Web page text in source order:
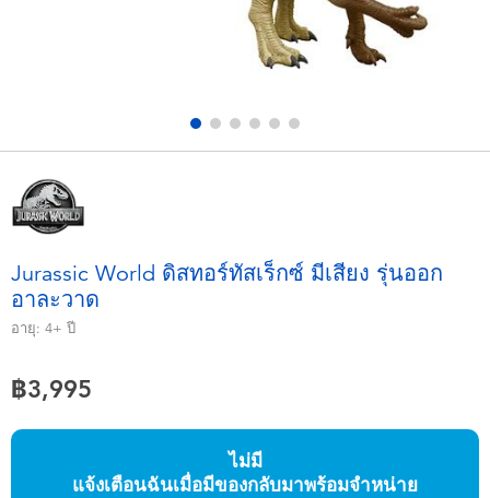
กิจกรรมกลางแจ้งและกีฬา
ของเล่นนุ่มนิ่ม
ของเล่นสำหรับเด็กทารกและวัยหัดเดิน
แบตเตอรี่
Jurassic World ดิสทอร์ทัสเร็กซ์ มีเสียง รุ่นออก
อาละวาด
อายุ: 4+ ปี
฿3,995
ไม่มี
แจ้งเตือนฉันเมื่อมีของกลับมาพร้อมจำหน่าย